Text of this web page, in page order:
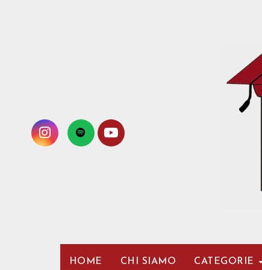
HOME CHI SIAMO CATEGORIE